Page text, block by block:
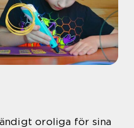
oroliga för sina